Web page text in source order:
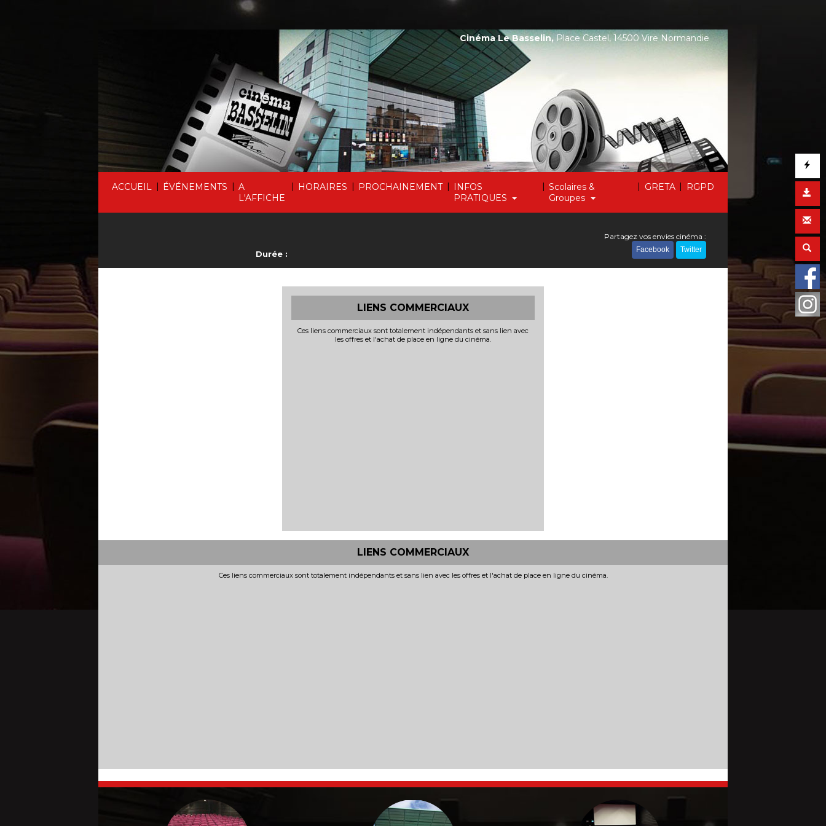
ACCUEIL | ÉVÉNEMENTS | A
L'AFFICHE
| HORAIRES | PROCHAINEMENT | INFOS
PRATIQUES
| Scolaires &
Groupes
| GRETA | RGPD
Cinéma Le Basselin,Place Castel, 14500 Vire Normandie
Durée :
Partagez vos envies cinéma :
Facebook Twitter
LIENS COMMERCIAUX
Ces liens commerciaux sont totalement indépendants et sans lien avec
les offres et l'achat de place en ligne du cinéma.
LIENS COMMERCIAUX
Ces liens commerciaux sont totalement indépendants et sans lien avec les offres et l'achat de place en ligne du cinéma.